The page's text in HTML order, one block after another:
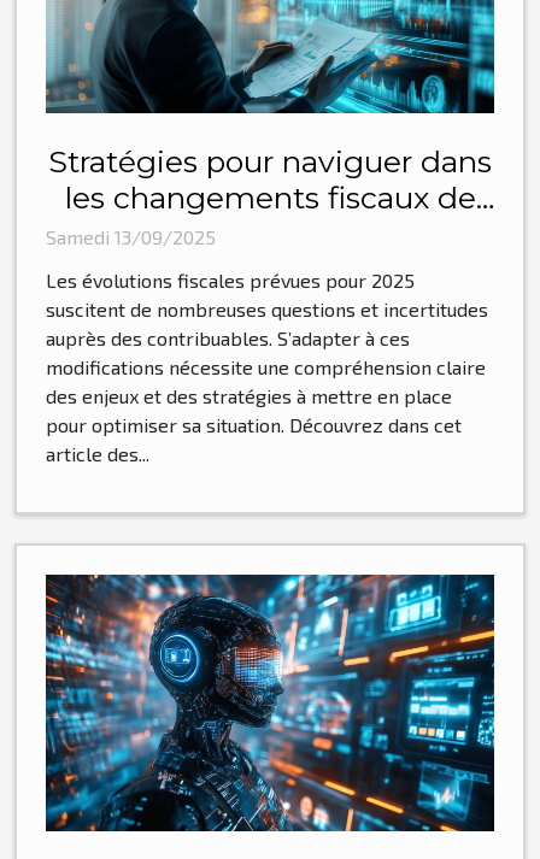
Stratégies pour naviguer dans
les changements fiscaux de
Samedi 13/09/2025
Les évolutions fiscales prévues pour 2025
suscitent de nombreuses questions et incertitudes
auprès des contribuables. S’adapter à ces
modifications nécessite une compréhension claire
des enjeux et des stratégies à mettre en place
pour optimiser sa situation. Découvrez dans cet
article des...